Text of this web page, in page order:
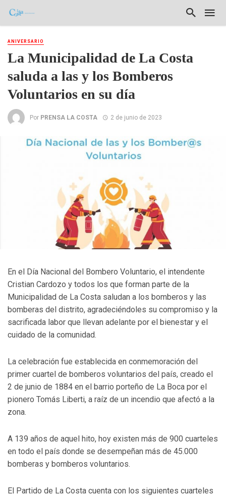
ANIVERSARIO
La Municipalidad de La Costa
saluda a las y los Bomberos
Voluntarios en su día
Por PRENSA LA COSTA 2 de junio de 2023
En el Día Nacional del Bombero Voluntario, el intendente
Cristian Cardozo y todos los que forman parte de la
Municipalidad de La Costa saludan a los bomberos y las
bomberas del distrito, agradeciéndoles su compromiso y la
sacrificada labor que llevan adelante por el bienestar y el
cuidado de la comunidad.
La celebración fue establecida en conmemoración del
primer cuartel de bomberos voluntarios del país, creado el
2 de junio de 1884 en el barrio porteño de La Boca por el
pionero Tomás Liberti, a raíz de un incendio que afectó a la
zona.
A 139 años de aquel hito, hoy existen más de 900 cuarteles
en todo el país donde se desempeñan más de 45.000
bomberas y bomberos voluntarios.
El Partido de La Costa cuenta con los siguientes cuarteles